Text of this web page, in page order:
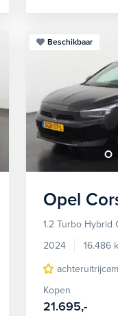
Automaat
Android Auto
Beschikbaar
Opel
1.2 Turbo Hybrid
2024
16.486
Kopen
21.695,-